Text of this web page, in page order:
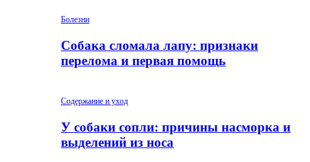
Болезни
Собака сломала лапу: признаки
перелома и первая помощь
Содержание и уход
У собаки сопли: причины насморка и
выделений из носа